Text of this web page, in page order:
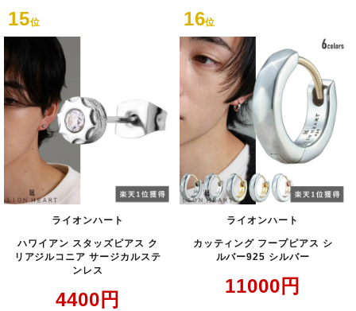
ライオンハート
ハワイアン スタッズピアス ク
リアジルコニア サージカルステ
ンレス
4400 円
15位
ライオンハート
カッティング フープピアス シ
ルバー925 シルバー
11000 円
16位